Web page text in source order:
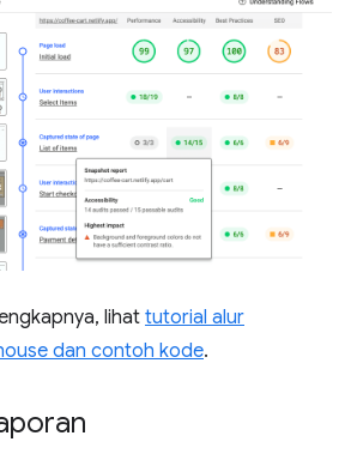
lihat tutorial alur
dan contoh kode.